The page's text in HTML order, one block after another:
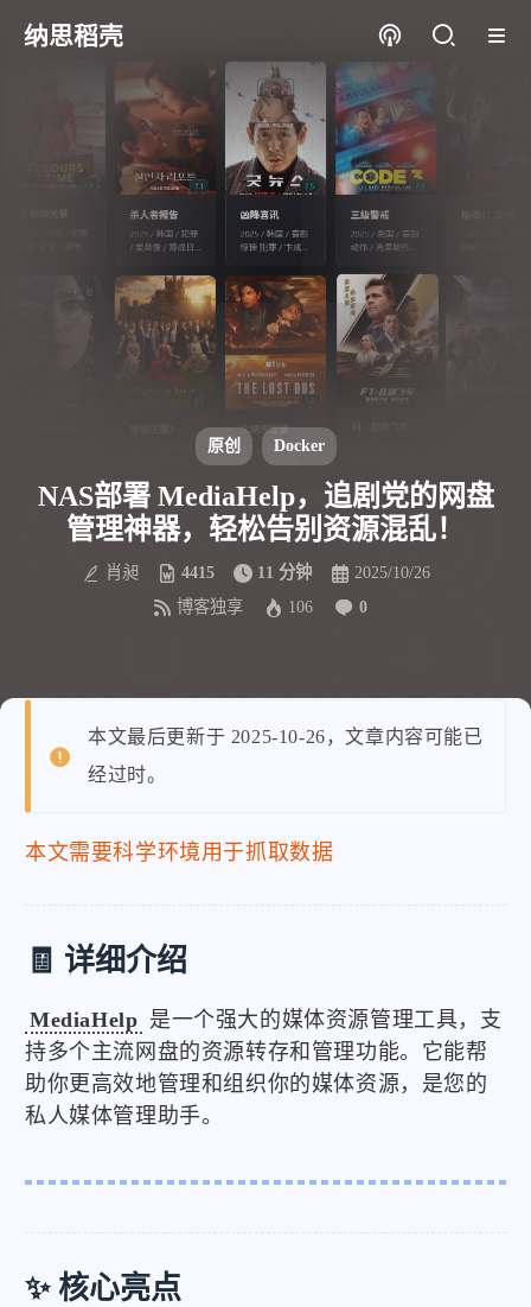
纳思稻壳
原创 Docker
NAS部署 MediaHelp，追剧党的网盘
管理神器，轻松告别资源混乱！
肖昶 4415 11 分钟
2025/10/26
博客独享
106 0
本文最后更新于 2025-10-26，文章内容可能已
经过时。
本文需要科学环境用于抓取数据
🧾 详细介绍
MediaHelp 是一个强大的媒体资源管理工具，支
持多个主流网盘的资源转存和管理功能。它能帮
助你更高效地管理和组织你的媒体资源，是您的
私人媒体管理助手。
✨ 核心亮点